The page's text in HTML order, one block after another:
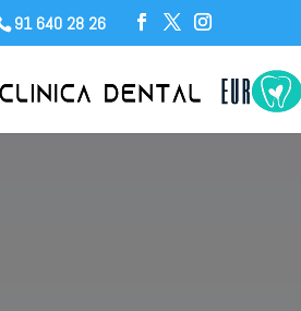
91 640 28 26